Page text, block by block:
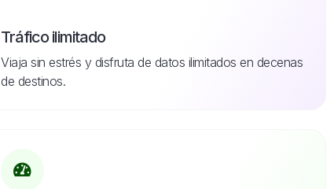
Tráfico ilimitado
Viaja sin estrés y disfruta de datos ilimitados en decenas
de destinos.